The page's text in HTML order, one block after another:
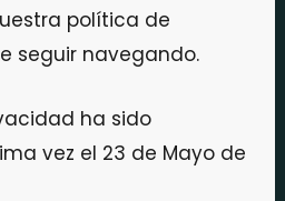
política de
seguir navegando.
ha sido
vez el 23 de Mayo de